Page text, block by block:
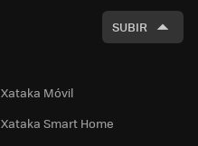
SUBIR
Xataka Móvil
Xataka Smart Home